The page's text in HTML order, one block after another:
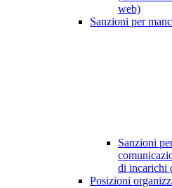
web)
Sanzioni per
Sanzioni
di incarichi
Posizioni